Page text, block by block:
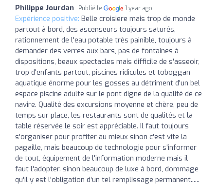
Philippe Jourdan Publié le 1 year ago
Expérience positive: Belle croisiere mais trop de monde
partout à bord, des ascenseurs toujours saturés,
rationnement de l'eau potable très painible, toujours à
demander des verres aux bars, pas de fontaines à
dispositions, beaux spectacles mais difficile de s'asseoir,
trop d'enfants partout, piscines ridicules et toboggan
aquatique énorme pour les gosses au détriment d'un bel
espace piscine adulte sur le pont digne de la qualité de ce
navire. Qualité des excursions moyenne et chère, peu de
temps sur place, les restaurants sont de qualités et la
table réservée le soir est appréciable. Il faut toujours
s'organiser pour profiter au mieux sinon c'est vite la
pagaille, mais beaucoup de technologie pour s'informer
de tout, équipement de l'information moderne mais il
faut l'adopter. sinon beaucoup de luxe à bord, dommage
qu'il y est l'obligation d'un tel remplissage permanent......